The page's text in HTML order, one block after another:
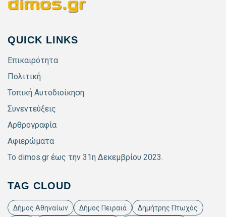
QUICK LINKS
Επικαιρότητα
Πολιτική
Τοπική Αυτοδιοίκηση
Συνεντεύξεις
Αρθρογραφία
Αφιερώματα
Το dimos.gr έως την 31η Δεκεμβρίου 2023.
TAG CLOUD
Δήμος Αθηναίων Δήμος Πειραιά
Δημήτρης Πτωχός